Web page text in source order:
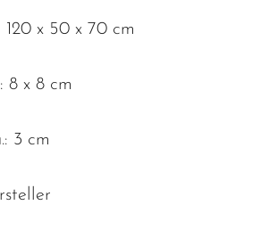
x 50 x 70 cm
8 x 8 cm
3 cm